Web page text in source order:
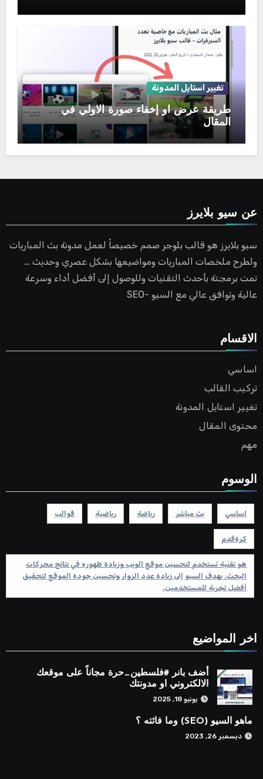
تغيير استايل المدونة
طريقة عرض او إخفاء صورة الاولي في
المقال
عن سيو بلايرز
سيو بلايرز هو قالب بلوجر صمم خصيصاً لعمل مدونة بث المباريات
ولطرح ملخصات المباريات ومواضيعها بشكل عصري وحديث …
تمت برمجتة بأحدث التقنيات وللوصول إلى أفضل أداء وسرعة
عالية وتوافق عالي مع السيو -SEO
الاقسام
اساسي
تركيب القالب
تغيير استايل المدونة
محتوى المقال
مهم
الوسوم
اساسي بث مباشر رياضة رياضية قوالب
كرةقدم
هو تقنية تستخدم لتحسين موقع الويب وزيادة ظهوره في نتائج محركات
البحث. يهدف السيو إلى زيادة عدد الزوار وتحسين جودة الموقع لتحقيق
أفضل تجربة للمستخدمين.
اخر المواضيع
أضف بانر #فلسطين_حرة مجاناً على موقعك
الالكتروني او مدونتك
يونيو 18, 2025
ماهو السيو (SEO) وما فائته ؟
ديسمبر 26, 2023